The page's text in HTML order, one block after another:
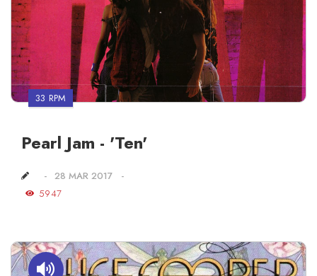
33 RPM
Pearl Jam - 'Ten'
28 MAR 2017
5947